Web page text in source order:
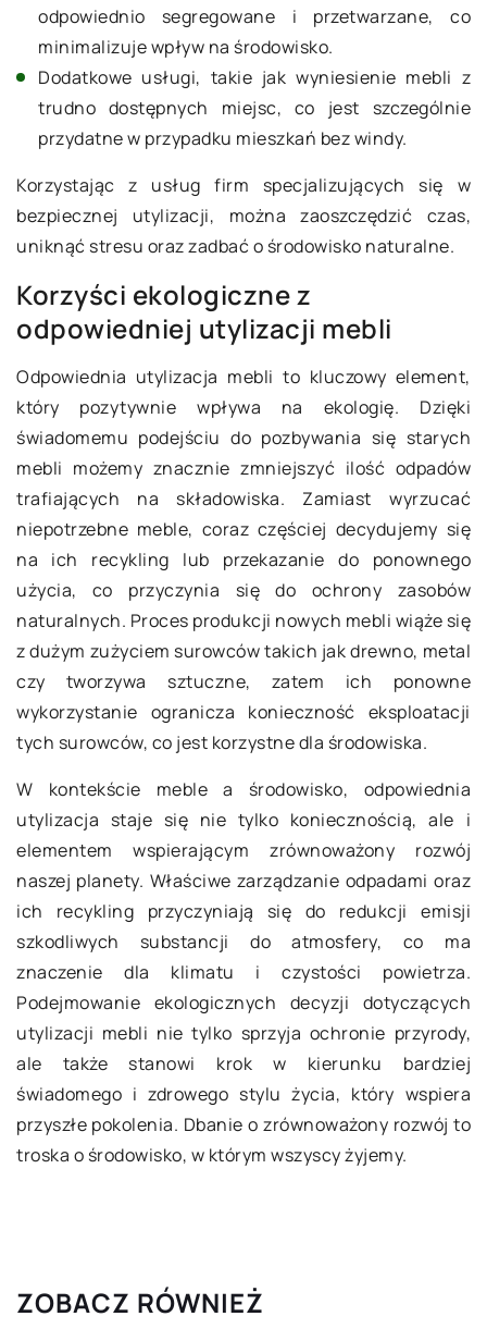
odpowiednio segregowane i przetwarzane, co
minimalizuje wpływ na środowisko.
Dodatkowe usługi, takie jak wyniesienie mebli z
trudno dostępnych miejsc, co jest szczególnie
przydatne w przypadku mieszkań bez windy.
Korzystając z usług firm specjalizujących się w
bezpiecznej utylizacji, można zaoszczędzić czas,
uniknąć stresu oraz zadbać o środowisko naturalne.
Korzyści ekologiczne z
odpowiedniej utylizacji mebli
Odpowiednia utylizacja mebli to kluczowy element,
który pozytywnie wpływa na ekologię. Dzięki
świadomemu podejściu do pozbywania się starych
mebli możemy znacznie zmniejszyć ilość odpadów
trafiających na składowiska. Zamiast wyrzucać
niepotrzebne meble, coraz częściej decydujemy się
na ich recykling lub przekazanie do ponownego
użycia, co przyczynia się do ochrony zasobów
naturalnych. Proces produkcji nowych mebli wiąże się
z dużym zużyciem surowców takich jak drewno, metal
czy tworzywa sztuczne, zatem ich ponowne
wykorzystanie ogranicza konieczność eksploatacji
tych surowców, co jest korzystne dla środowiska.
W kontekście meble a środowisko, odpowiednia
utylizacja staje się nie tylko koniecznością, ale i
elementem wspierającym zrównoważony rozwój
naszej planety. Właściwe zarządzanie odpadami oraz
ich recykling przyczyniają się do redukcji emisji
szkodliwych substancji do atmosfery, co ma
znaczenie dla klimatu i czystości powietrza.
Podejmowanie ekologicznych decyzji dotyczących
utylizacji mebli nie tylko sprzyja ochronie przyrody,
ale także stanowi krok w kierunku bardziej
świadomego i zdrowego stylu życia, który wspiera
przyszłe pokolenia. Dbanie o zrównoważony rozwój to
troska o środowisko, w którym wszyscy żyjemy.
ZOBACZ RÓWNIEŻ